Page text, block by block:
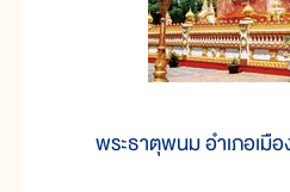
พระธาตุพนม อำเภอเมื